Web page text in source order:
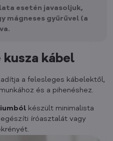
esetén javasoljuk,
mágneses gyűrűvel (a
kábel
a felesleges kábelektől,
és a pihenéshez.
készült minimalista
íróasztalát vagy